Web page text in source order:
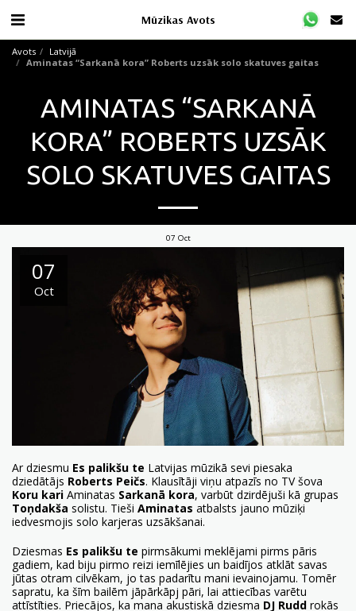
Mūzikas Avots
Avots
Latvijā
Aminatas “Sarkanā kora” Roberts uzsāk solo skatuves gaitas
AMINATAS “SARKANĀ
KORA” ROBERTS UZSĀK
SOLO SKATUVES GAITAS
07 Oct
07
Oct
Ar dziesmu Es palikšu te Latvijas mūzikā sevi piesaka
dziedātājs Roberts Peičs. Klausītāji viņu atpazīs no TV šova
Koru kari Aminatas Sarkanā kora, varbūt dzirdējuši kā grupas
Toņdakša solistu. Tieši Aminatas atbalsts jauno mūziķi
iedvesmojis solo karjeras uzsākšanai.
Dziesmas Es palikšu te pirmsākumi meklējami pirms pāris
gadiem, kad biju pirmo reizi iemīlējies un baidījos atklāt savas
jūtas otram cilvēkam, jo tas padarītu mani ievainojamu. Tomēr
sapratu, ka šīm bailēm jāpārkāpj pāri, lai attiecības varētu
attīstīties. Priecājos, ka mana akustiskā dziesma DJ Rudd rokās